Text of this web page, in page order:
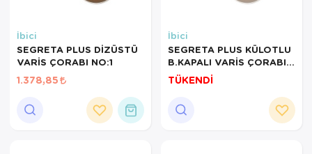
Ortopedi Ürünleri
Ortopedi Ürünleri
Ortopedi Ürünleri
İbici
SEGRETA PLUS DİZÜSTÜ
VARİS ÇORABI NO:1
1.378,85
İbici
SEGRETA PLUS KÜLOTLU
B.KAPALI VARİS ÇORABI
NO:2/23
TÜKENDİ